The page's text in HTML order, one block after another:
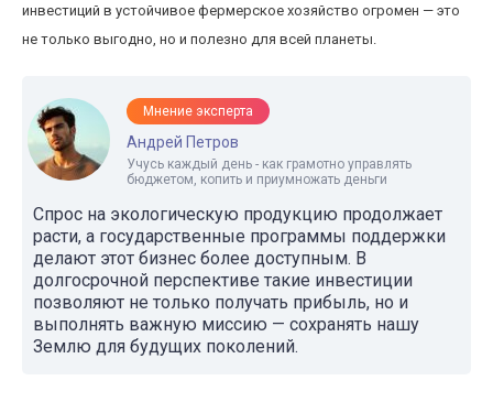
инвестиций в устойчивое фермерское хозяйство огромен — это
не только выгодно, но и полезно для всей планеты.
Мнение эксперта
Андрей Петров
Учусь каждый день - как грамотно управлять
бюджетом, копить и приумножать деньги
Спрос на экологическую продукцию продолжает
расти, а государственные программы поддержки
делают этот бизнес более доступным. В
долгосрочной перспективе такие инвестиции
позволяют не только получать прибыль, но и
выполнять важную миссию — сохранять нашу
Землю для будущих поколений.